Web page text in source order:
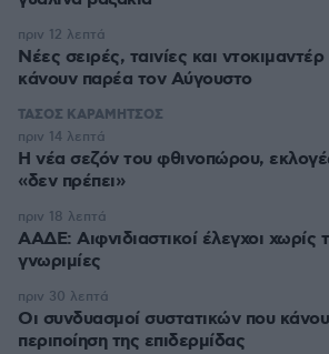
Νέες σειρές, ταινίες και
κάνουν παρέα τον Αύγουστο
πριν 12 λεπτά
ΤΑΣΟΣ ΚΑΡΑΜΗΤΣΟΣ
Η νέα σεζόν του φθινοπώρου,
«δεν πρέπει»
πριν 14 λεπτά
ΑΑΔΕ: Αιφνιδιαστικοί έλεγχοι χωρίς
γνωριμίες
πριν 18 λεπτά
Οι συνδυασμοί συστατικών που
περιποίηση της επιδερμίδας
πριν 30 λεπτά